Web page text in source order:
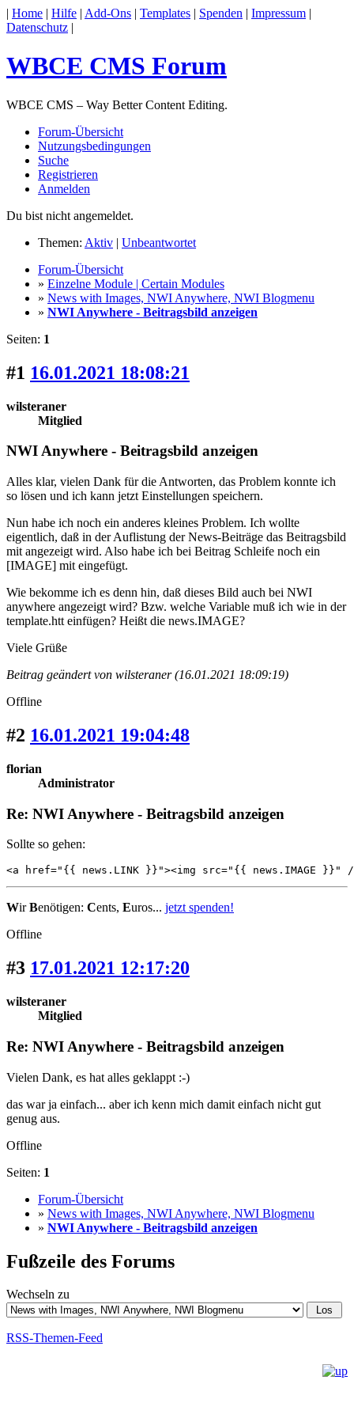
| Home | Hilfe | Add-Ons | Templates | Spenden | Impressum |
Datenschutz |
WBCE CMS Forum
WBCE CMS – Way Better Content Editing.
Forum-Übersicht
Nutzungsbedingungen
Suche
Registrieren
Anmelden
Du bist nicht angemeldet.
Themen: Aktiv | Unbeantwortet
Forum-Übersicht
» Einzelne Module | Certain Modules
» News with Images, NWI Anywhere, NWI Blogmenu
» NWI Anywhere - Beitragsbild anzeigen
Seiten: 1
#1 16.01.2021 18:08:21
wilsteraner
Mitglied
NWI Anywhere - Beitragsbild anzeigen
Alles klar, vielen Dank für die Antworten, das Problem konnte ich
so lösen und ich kann jetzt Einstellungen speichern.
Nun habe ich noch ein anderes kleines Problem. Ich wollte
eigentlich, daß in der Auflistung der News-Beiträge das Beitragsbild
mit angezeigt wird. Also habe ich bei Beitrag Schleife noch ein
[IMAGE] mit eingefügt.
Wie bekomme ich es denn hin, daß dieses Bild auch bei NWI
anywhere angezeigt wird? Bzw. welche Variable muß ich wie in der
template.htt einfügen? Heißt die news.IMAGE?
Viele Grüße
Beitrag geändert von wilsteraner (16.01.2021 18:09:19)
Offline
#2 16.01.2021 19:04:48
florian
Administrator
Re: NWI Anywhere - Beitragsbild anzeigen
Sollte so gehen:
<a href="{{ news.LINK }}"><img src="{{ news.IMAGE }}" /
WirBenötigen: Cents, Euros... jetzt spenden!
Offline
#3 17.01.2021 12:17:20
wilsteraner
Mitglied
Re: NWI Anywhere - Beitragsbild anzeigen
Vielen Dank, es hat alles geklappt :-)
das war ja einfach... aber ich kenn mich damit einfach nicht gut
genug aus.
Offline
Seiten: 1
Forum-Übersicht
» News with Images, NWI Anywhere, NWI Blogmenu
» NWI Anywhere - Beitragsbild anzeigen
Fußzeile des Forums
Wechseln zu
RSS-Themen-Feed